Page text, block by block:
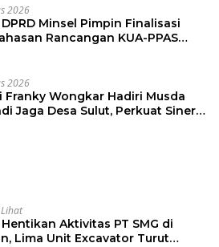
2026
Minsel Pimpin Finalisasi
Rancangan KUA-PPAS
2026
Franky Wongkar Hadiri Musda
Jaga Desa Sulut, Perkuat Sinergi
Aktivitas PT SMG di
Lima Unit Excavator Turut